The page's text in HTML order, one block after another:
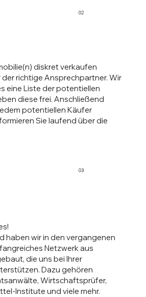
diskret verkaufen
richtige Ansprechpartner. Wir
eine Liste der potentiellen
diese frei. Anschließend
potentiellen Käufer
Sie laufend über die
02
haben wir in den vergangenen
Netzwerk aus
die uns bei Ihrer
Dazu gehören
Wirtschaftsprüfer,
Institute und viele mehr.
03